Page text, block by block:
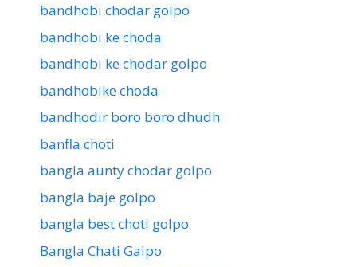
bandhobi chodar golpo
bandhobi ke choda
bandhobi ke chodar golpo
bandhobike choda
bandhodir boro boro dhudh
banfla choti
bangla aunty chodar golpo
bangla baje golpo
bangla best choti golpo
Bangla Chati Galpo